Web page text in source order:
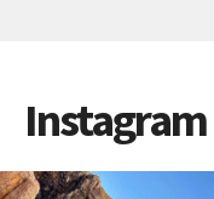
Instagram